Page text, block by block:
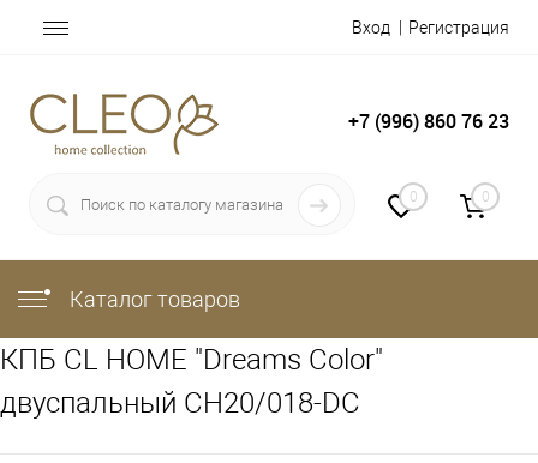
Вход Регистрация
+7 (996) 860 76 23
0 0
Каталог товаров
КПБ CL HOME "Dreams Color"
двуспальный CH20/018-DC